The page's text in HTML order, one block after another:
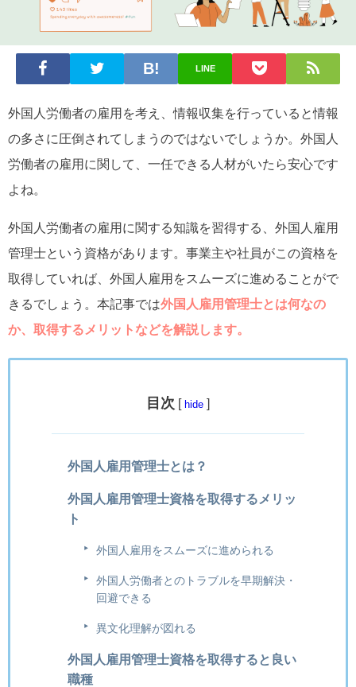
LINE
外国人労働者の雇用を考え、情報収集を行っていると情報
の多さに圧倒されてしまうのではないでしょうか。外国人
労働者の雇用に関して、一任できる人材がいたら安心です
よね。
外国人労働者の雇用に関する知識を習得する、外国人雇用
管理士という資格があります。事業主や社員がこの資格を
取得していれば、外国人雇用をスムーズに進めることがで
きるでしょう。本記事では外国人雇用管理士とは何なの
か、取得するメリットなどを解説します。
目次 [ hide ]
外国人雇用管理士とは？
外国人雇用管理士資格を取得するメリッ
ト
外国人雇用をスムーズに進められる
外国人労働者とのトラブルを早期解決・
回避できる
異文化理解が図れる
外国人雇用管理士資格を取得すると良い
職種